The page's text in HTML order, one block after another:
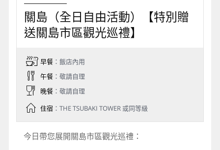
關島（全日自由活動）【特別贈
送關島市區觀光巡禮】
早餐：飯店內用
午餐：敬請自理
晚餐：敬請自理
住宿：THE TSUBAKI TOWER 或同等級
今日帶您展開關島市區觀光巡禮：